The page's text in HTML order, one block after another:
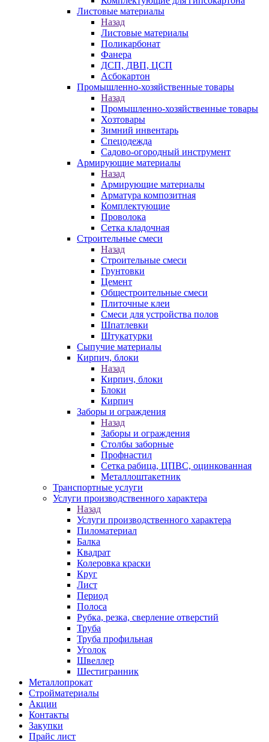
Листовые материалы
Назад
Листовые материалы
Поликарбонат
Фанера
ДСП, ДВП, ЦСП
Асбокартон
Промышленно-хозяйственные товары
Назад
Промышленно-хозяйственные товары
Хозтовары
Зимний инвентарь
Спецодежда
Садово-огородный инструмент
Армирующие материалы
Назад
Армирующие материалы
Арматура композитная
Комплектующие
Проволока
Сетка кладочная
Строительные смеси
Назад
Строительные смеси
Грунтовки
Цемент
Общестроительные смеси
Плиточные клеи
Смеси для устройства полов
Шпатлевки
Штукатурки
Сыпучие материалы
Кирпич, блоки
Назад
Кирпич, блоки
Блоки
Кирпич
Заборы и ограждения
Назад
Заборы и ограждения
Столбы заборные
Профнастил
Сетка рабица, ЦПВС, оцинкованная
Металлоштакетник
Транспортные услуги
Услуги производственного характера
Назад
Услуги производственного характера
Пиломатериал
Балка
Квадрат
Колеровка краски
Круг
Лист
Период
Полоса
Рубка, резка, сверление отверстий
Труба
Труба профильная
Уголок
Швеллер
Шестигранник
Металлопрокат
Стройматериалы
Акции
Контакты
Закупки
Прайс лист